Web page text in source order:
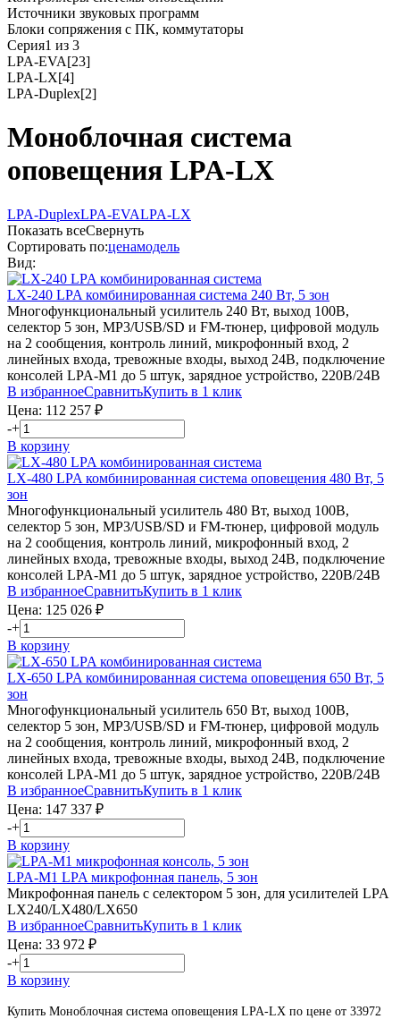
Источники звуковых программ
Блоки сопряжения с ПК, коммутаторы
Серия1 из 3
LPA-EVA[23]
LPA-LX[4]
LPA-Duplex[2]
Моноблочная система
оповещения LPA-LX
LPA-DuplexLPA-EVALPA-LX
Показать всеСвернуть
Сортировать по:ценамодель
Вид:
LX-240 LPA комбинированная система 240 Вт, 5 зон
Многофункциональный усилитель 240 Вт, выход 100В,
селектор 5 зон, MP3/USB/SD и FM-тюнер, цифровой модуль
на 2 сообщения, контроль линий, микрофонный вход, 2
линейных входа, тревожные входы, выход 24В, подключение
консолей LPA-M1 до 5 штук, зарядное устройство, 220В/24В
В избранноеСравнитьКупить в 1 клик
Цена: 112 257 ₽
-+
В корзину
LX-480 LPA комбинированная система оповещения 480 Вт, 5
зон
Многофункциональный усилитель 480 Вт, выход 100В,
селектор 5 зон, MP3/USB/SD и FM-тюнер, цифровой модуль
на 2 сообщения, контроль линий, микрофонный вход, 2
линейных входа, тревожные входы, выход 24В, подключение
консолей LPA-M1 до 5 штук, зарядное устройство, 220В/24В
В избранноеСравнитьКупить в 1 клик
Цена: 125 026 ₽
-+
В корзину
LX-650 LPA комбинированная система оповещения 650 Вт, 5
зон
Многофункциональный усилитель 650 Вт, выход 100В,
селектор 5 зон, MP3/USB/SD и FM-тюнер, цифровой модуль
на 2 сообщения, контроль линий, микрофонный вход, 2
линейных входа, тревожные входы, выход 24В, подключение
консолей LPA-M1 до 5 штук, зарядное устройство, 220В/24В
В избранноеСравнитьКупить в 1 клик
Цена: 147 337 ₽
-+
В корзину
LPA-M1 LPA микрофонная панель, 5 зон
Микрофонная панель с селектором 5 зон, для усилителей LPA
LX240/LX480/LX650
В избранноеСравнитьКупить в 1 клик
Цена: 33 972 ₽
-+
В корзину
Купить Моноблочная система оповещения LPA-LX по цене от 33972